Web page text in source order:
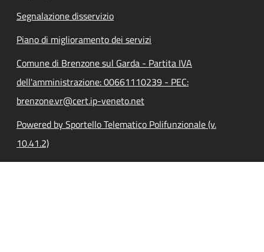
Segnalazione disservizio
Piano di miglioramento dei servizi
Comune di Brenzone sul Garda - Partita IVA
dell'amministrazione: 00661110239 - PEC:
brenzone.vr@cert.ip-veneto.net
Powered by Sportello Telematico Polifunzionale (v.
10.41.2)